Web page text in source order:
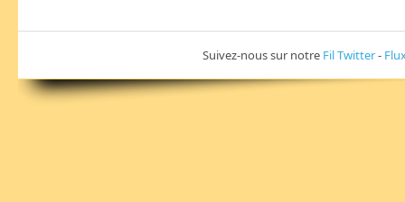
Suivez-nous sur notre Fil Twitter-